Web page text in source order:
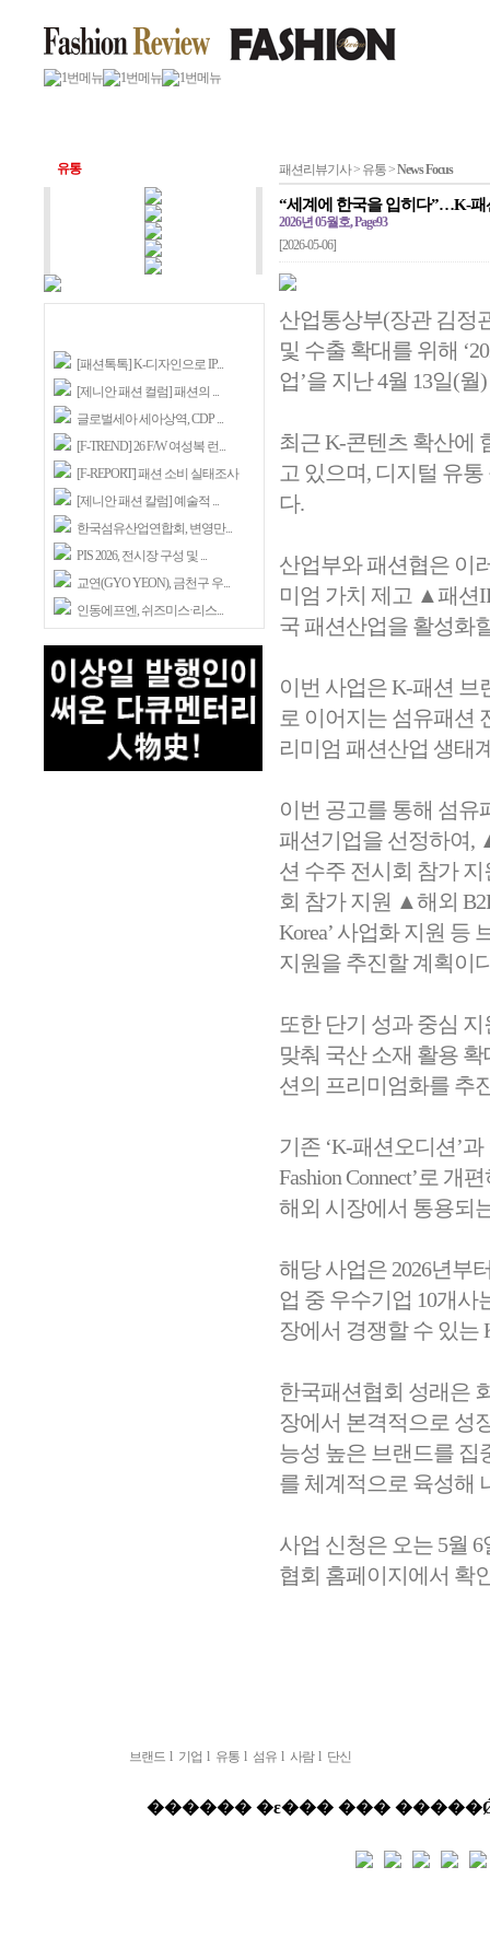
유통
[패션톡톡] K-디자인으로 IP...
[제니안 패션 컬럼] 패션의 ...
글로벌세아 세아상역, CDP ...
[F-TREND] 26 F/W 여성복 런...
[F-REPORT] 패션 소비 실태조사
[제니안 패션 칼럼] 예술적 ...
한국섬유산업연합회, 변영만...
PIS 2026, 전시장 구성 및 ...
교연(GYO YEON), 금천구 우...
인동에프엔, 쉬즈미스·리스...
패션리뷰기사 > 유통 >News Focus
“세계에 한국을 입히다”…K-패
2026년 05월호, Page93
[2026-05-06]
산업통상부(장관 김정
및 수출 확대를 위해
업’을 지난 4월 13일(월
최근 K-콘텐츠 확산에
고 있으며, 디지털 유
다.
산업부와 패션협은 이
미엄 가치 제고 ▲패션
국 패션산업을 활성화
이번 사업은 K-패션 브
로 이어지는 섬유패션
리미엄 패션산업 생태
이번 공고를 통해 섬유
패션기업을 선정하여,
션 수주 전시회 참가
회 참가 지원 ▲해외
Korea’ 사업화 지원 등
지원을 추진할 계획이
또한 단기 성과 중심
맞춰 국산 소재 활용
션의 프리미엄화를 추
기존 ‘K-패션오디션’과
Fashion Connect’로
해외 시장에서 통용되
해당 사업은 2026년부
업 중 우수기업 10개사
장에서 경쟁할 수 있는
한국패션협회 성래은
장에서 본격적으로 성
능성 높은 브랜드를 집
를 체계적으로 육성해
사업 신청은 오는 5월
협회 홈페이지에서 확
브랜드 l 기업 l 유통 l 섬유 l 사람l 단신